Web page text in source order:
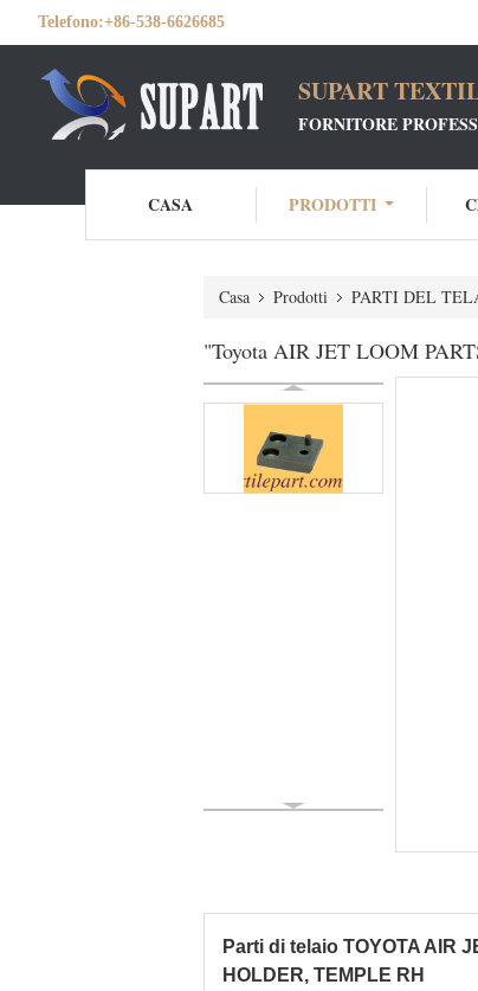
Telefono:+86-538-6626685
SUPART
FORNITORE
CASA PRODOTTI
Casa Prodotti PARTI DEL
"Toyota AIR JET LOOM
Parti di telaio TOYOTA AIR
HOLDER, TEMPLE RH